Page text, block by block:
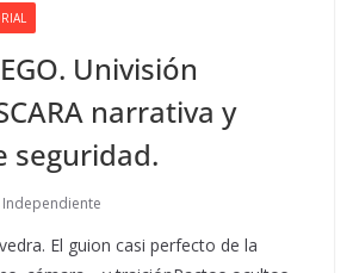
Univisión
narrativa y
seguridad.
Independiente
El guion casi perfecto de la